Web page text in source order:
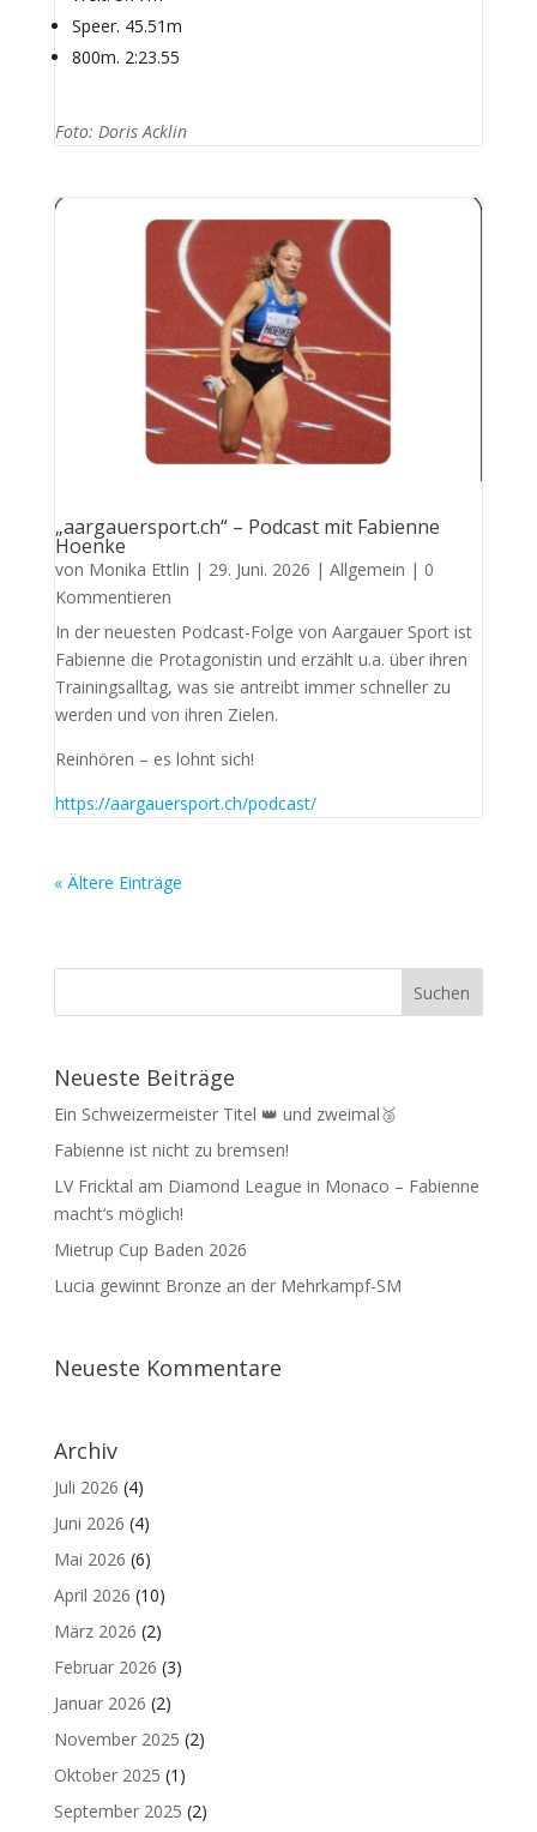
Speer. 45.51m
800m. 2:23.55
Foto: Doris Acklin
„aargauersport.ch“ – Podcast mit Fabienne
Hoenke
von Monika Ettlin | 29. Juni. 2026 | Allgemein | 0
Kommentieren
In der neuesten Podcast-Folge von Aargauer Sport ist
Fabienne die Protagonistin und erzählt u.a. über ihren
Trainingsalltag, was sie antreibt immer schneller zu
werden und von ihren Zielen.
Reinhören – es lohnt sich!
https://aargauersport.ch/podcast/
« Ältere Einträge
Neueste Beiträge
Ein Schweizermeister Titel 👑 und zweimal🥉
Fabienne ist nicht zu bremsen!
LV Fricktal am Diamond League in Monaco – Fabienne
macht‘s möglich!
Mietrup Cup Baden 2026
Lucia gewinnt Bronze an der Mehrkampf-SM
Neueste Kommentare
Archiv
Juli 2026 (4)
Juni 2026 (4)
Mai 2026 (6)
April 2026 (10)
März 2026 (2)
Februar 2026 (3)
Januar 2026 (2)
November 2025 (2)
Oktober 2025 (1)
September 2025 (2)